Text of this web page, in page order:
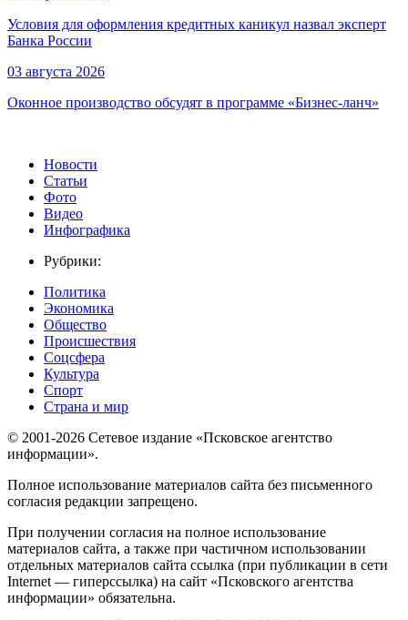
Условия для оформления кредитных каникул назвал эксперт
Банка России
03 августа 2026
Оконное производство обсудят в программе «Бизнес-ланч»
Новости
Статьи
Фото
Видео
Инфографика
Рубрики:
Политика
Экономика
Общество
Происшествия
Соцсфера
Культура
Спорт
Страна и мир
© 2001-2026 Сетевое издание «Псковское агентство
информации».
Полное использование материалов сайта без письменного
согласия редакции запрещено.
При получении согласия на полное использование
материалов сайта, а также при частичном использовании
отдельных материалов сайта ссылка (при публикации в сети
Internet — гиперссылка) на сайт «Псковского агентства
информации» обязательна.